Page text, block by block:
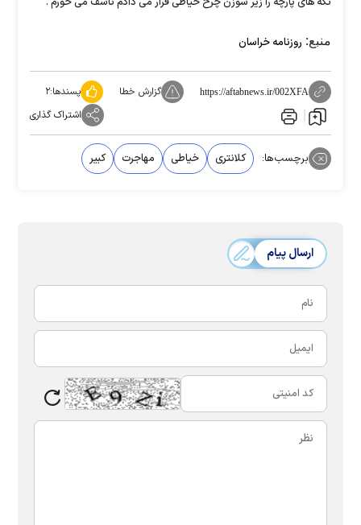
منبع: روزنامه خراسان
https://aftabnews.ir/002XFA گزارش خطا پسندها:۲
اشتراک گذاری
برچسب‌ها: کلانتری خیاطی مهاجرت کبیر
ارسال پیام